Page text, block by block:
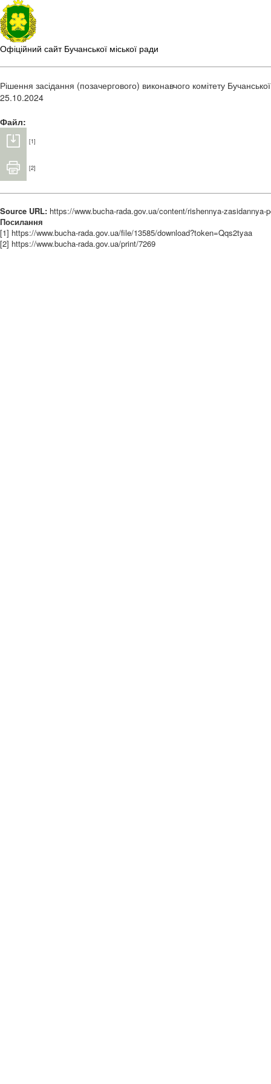
Офіційний сайт Бучанської міської ради
Рішення засідання (позачергового) виконавчого комітету
25.10.2024
Файл:
[1]
[2]
Source URL: https://www.bucha-rada.gov.ua/content/rishennya-
Посилання
[1] https://www.bucha-rada.gov.ua/file/13585/download?token=Qqs2tyaa
[2] https://www.bucha-rada.gov.ua/print/7269